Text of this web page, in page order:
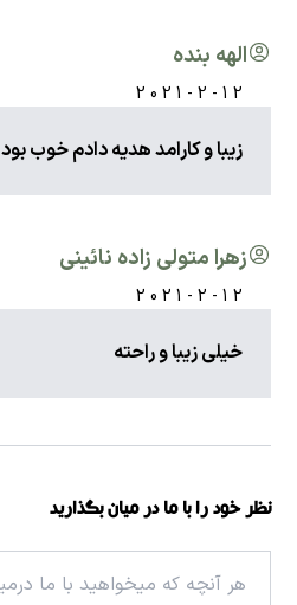
الهه بنده
2021-2-12
زیبا و کارامد هدیه دادم خوب بود
زهرا متولی زاده نائینی
2021-2-12
خیلی زیبا و راحته
نظر خود را با ما در میان بگذارید